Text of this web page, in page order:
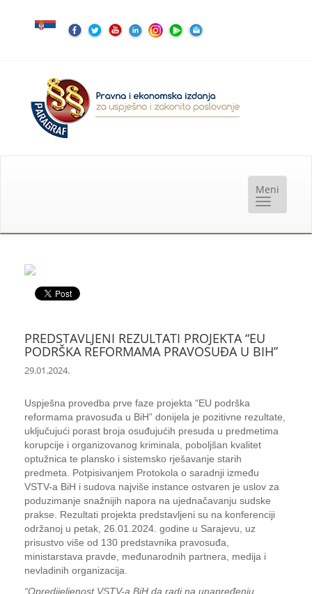
PREDSTAVLJENI REZULTATI PROJEKTA “EU
PODRŠKA REFORMAMA PRAVOSUĐA U BIH”
29.01.2024.
Uspješna provedba prve faze projekta “EU podrška
reformama pravosuđa u BiH” donijela je pozitivne rezultate,
uključujući porast broja osuđujućih presuda u predmetima
korupcije i organizovanog kriminala, poboljšan kvalitet
optužnica te plansko i sistemsko rješavanje starih
predmeta. Potpisivanjem Protokola o saradnji između
VSTV-a BiH i sudova najviše instance ostvaren je uslov za
poduzimanje snažnijih napora na ujednačavanju sudske
prakse. Rezultati projekta predstavljeni su na konferenciji
održanoj u petak, 26.01.2024. godine u Sarajevu, uz
prisustvo više od 130 predstavnika pravosuđa,
ministarstava pravde, međunarodnih partnera, medija i
nevladinih organizacija.
“Opredijeljenost VSTV-a BiH da radi na unapređenju